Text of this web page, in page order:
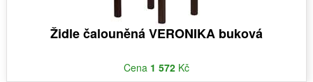
Židle čalouněná VERONIKA buková
Cena 1 572 Kč